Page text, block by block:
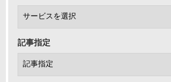
記事指定